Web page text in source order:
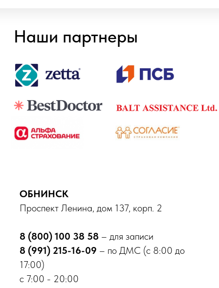
ОБНИНСК
Проспект Ленина, дом 137, корп. 2
8 (800) 100 38 58 – для записи
8 (991) 215-16-09 – по ДМС (с 8:00 до
17:00)
с 7:00 - 20:00
Онлайн запись